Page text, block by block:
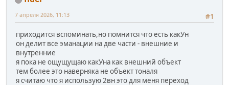
#1
7 апреля 2026, 11:13
приходится вспоминать,но помнится что есть какУн
он делит все эманации на две части - внешние и
внутренние
я пока не ощущущаю какУна как внешний объект
тем более это наверняка не объект тоналя
я считаю что я использую 2вн это для меня переход